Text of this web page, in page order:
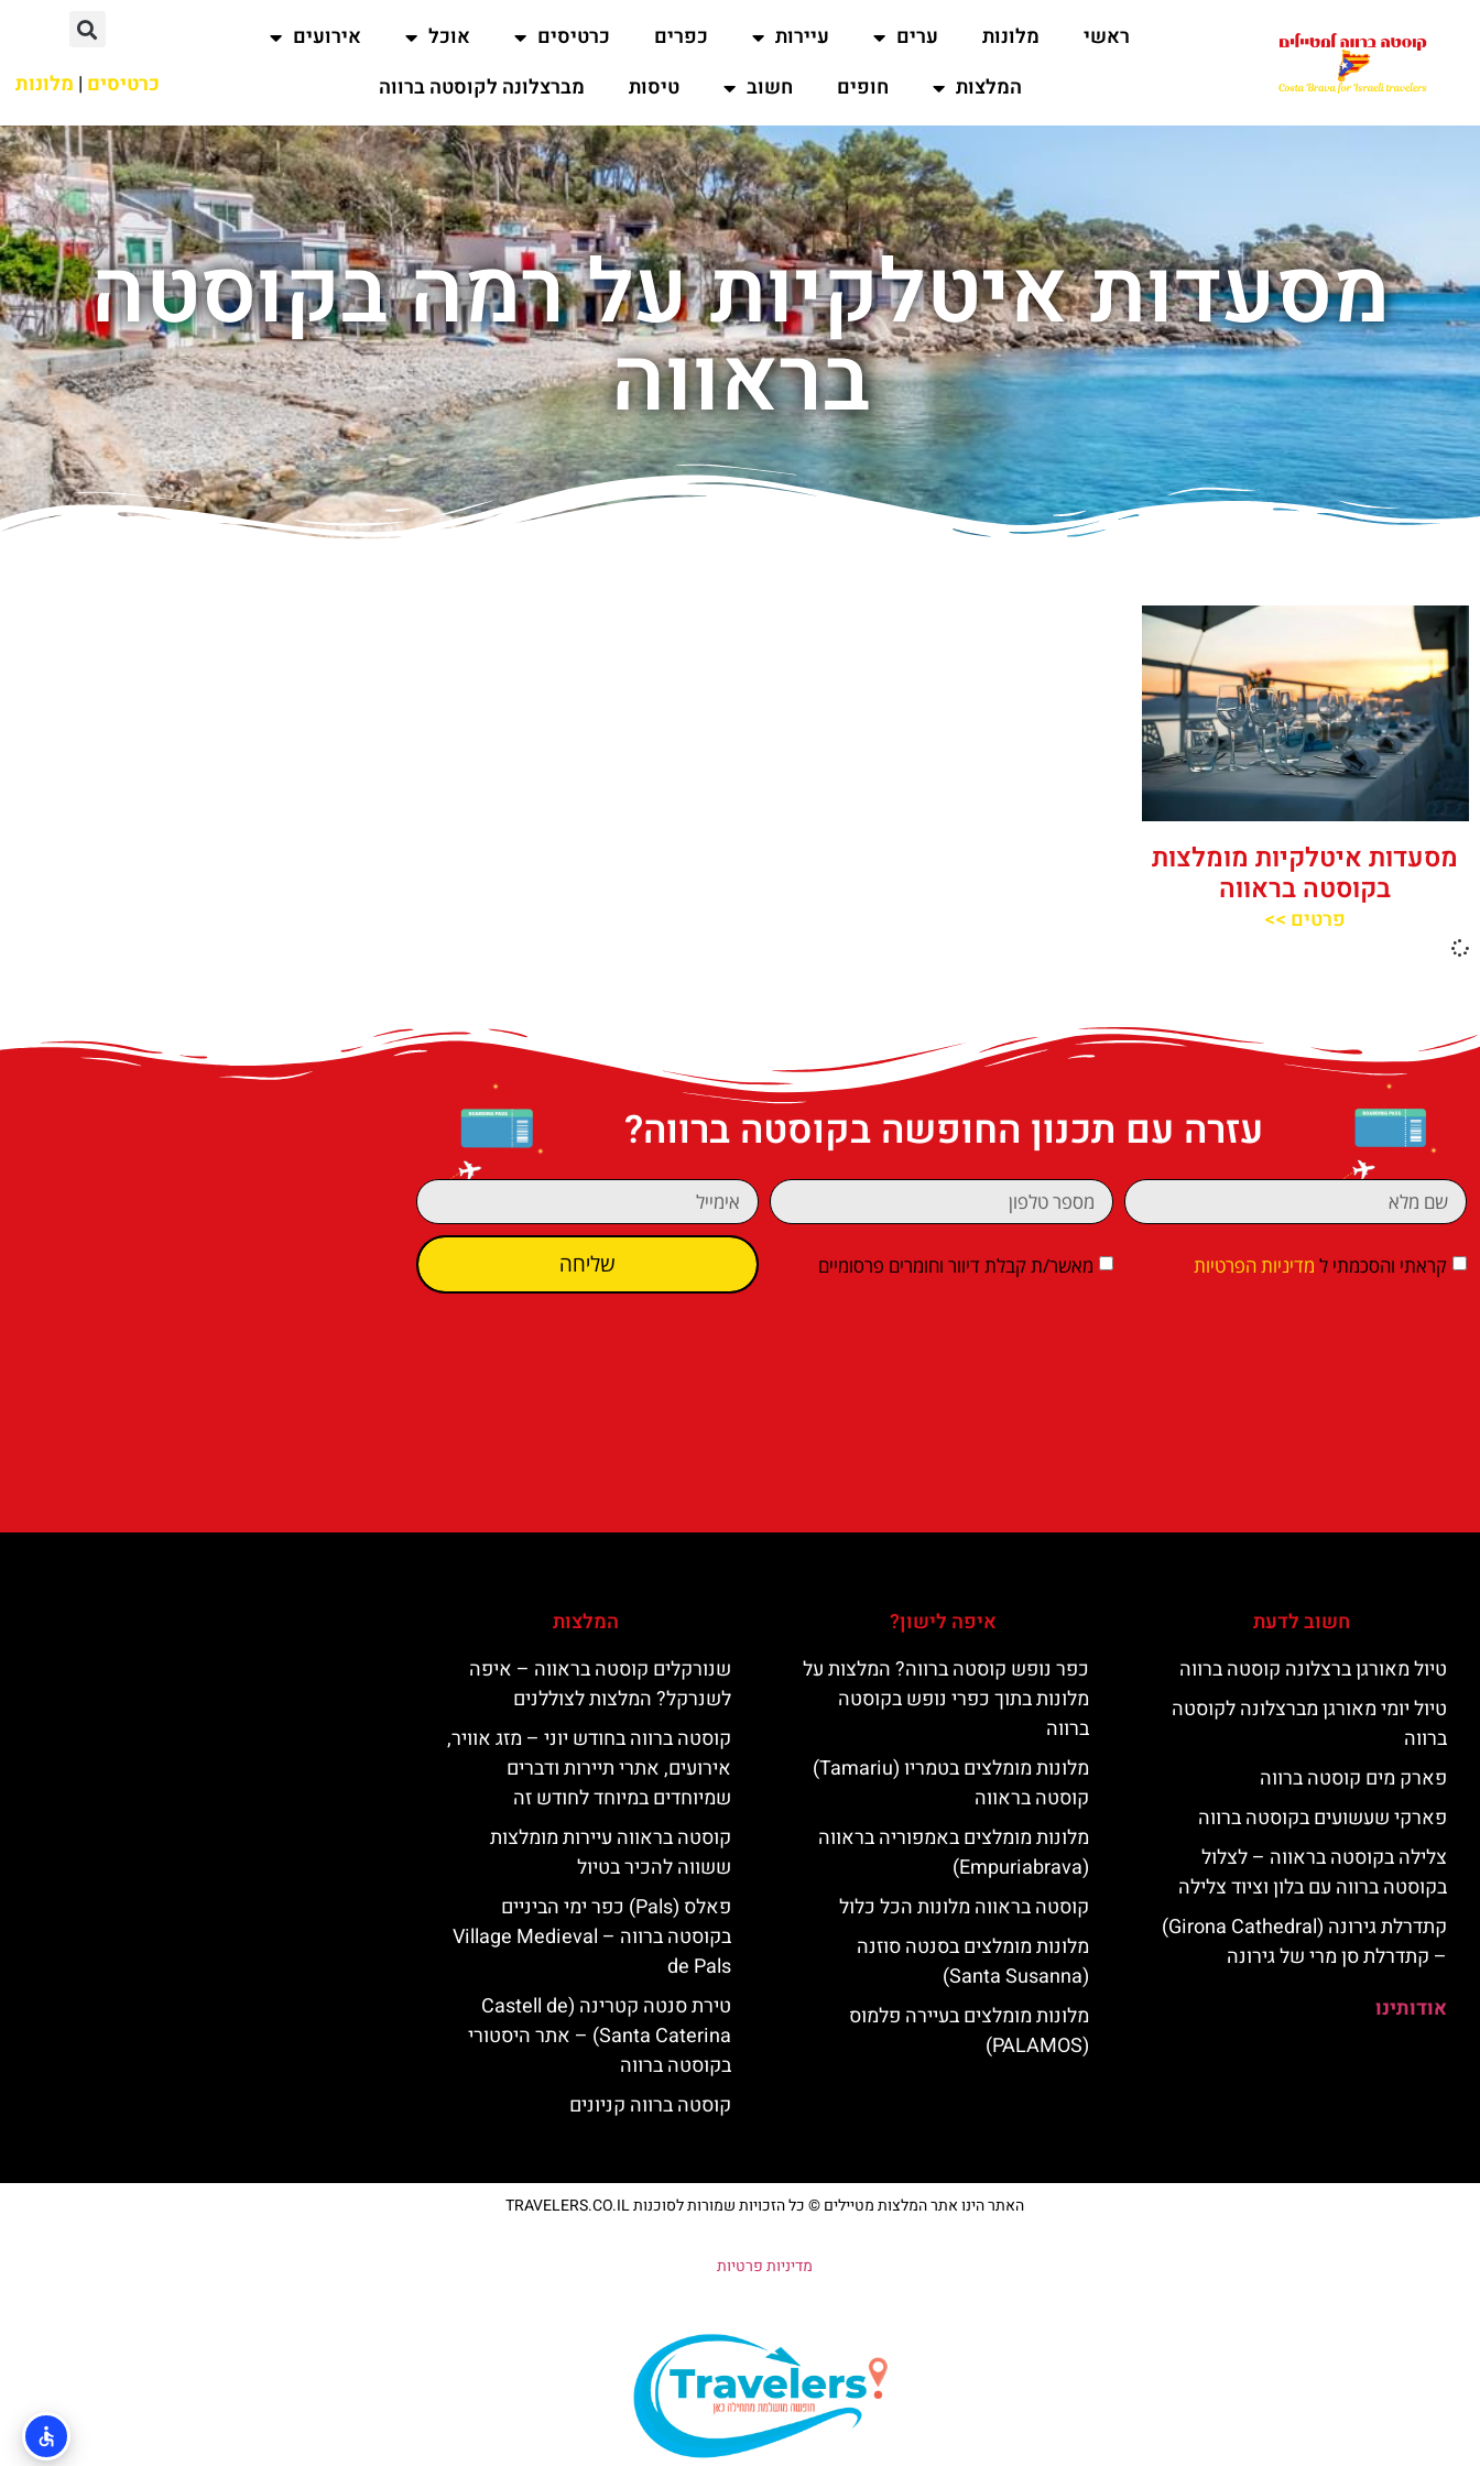
ראשי מלונות ערים עיירות כפרים כרטיסים אוכל
אירועים
המלצות
חופים חשוב טיסות מברצלונה לקוסטה ברווה כרטיסים | מלונות
מסעדות איטלקיות על רמה בקוסטה
בראווה
מסעדות איטלקיות מומלצות
בקוסטה בראווה
פרטים >>
עזרה עם תכנון החופשה בקוסטה ברווה?
קראתי והסכמתי ל מדיניות הפרטיות מאשר/ת קבלת דיוור וחומרים פרסומיים שליחה
חשוב לדעת
טיול מאורגן ברצלונה קוסטה ברווה
טיול יומי מאורגן מברצלונה לקוסטה
ברווה
פארק מים קוסטה ברווה
פארקי שעשועים בקוסטה ברווה
צלילה בקוסטה בראווה – לצלול
בקוסטה ברווה עם בלון וציוד צלילה
קתדרלת גירונה (Girona Cathedral)
– קתדרלת סן מרי של גירונה
אודותינו
איפה לישון?
כפר נופש קוסטה ברווה? המלצות על
מלונות בתוך כפרי נופש בקוסטה
ברווה
מלונות מומלצים בטמריו (Tamariu)
קוסטה בראווה
מלונות מומלצים באמפוריה בראווה
(Empuriabrava)
קוסטה בראווה מלונות הכל כלול
מלונות מומלצים בסנטה סוזנה
(Santa Susanna)
מלונות מומלצים בעיירה פלמוס
(PALAMOS)
המלצות
שנורקלים קוסטה בראווה – איפה
לשנרקל? המלצות לצוללנים
קוסטה ברווה בחודש יוני – מזג אוויר,
אירועים, אתרי תיירות ודברים
שמיוחדים במיוחד לחודש זה
קוסטה בראווה עיירות מומלצות
ששווה להכיר בטיול
פאלס (Pals) כפר ימי הביניים
בקוסטה ברווה – ‪‪Village Medieval
de Pals‬‬
טירת סנטה קטרינה (Castell de
Santa Caterina) – אתר היסטורי
בקוסטה ברווה
קוסטה ברווה קניונים
האתר הינו אתר המלצות מטיילים © כל הזכויות שמורות לסוכנות TRAVELERS.CO.IL
מדיניות פרטיות